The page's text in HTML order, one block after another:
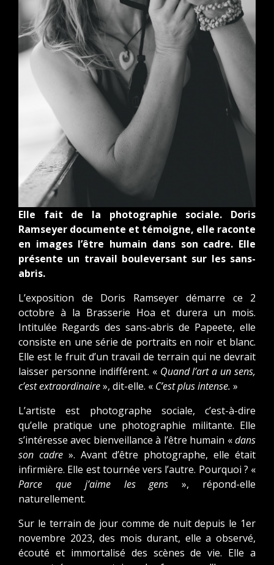
Elle fait de la photographie sociale. Doris
Ramseyer documente et témoigne, elle raconte
en images l’être humain dans son cadre. Elle
présente un travail bouleversant sur les sans-
abris.
L’exposition de Doris Ramseyer démarre ce 2
octobre à la Brasserie Hoa et durera un mois.
Intitulée Regards des sans-abris de Papeete, elle
consiste en une série de portraits en noir et blanc.
Elle est le fruit d’un travail de terrain qui ne devrait
laisser personne indifférent. « Quand l’art a un sens,
c’est extraordinaire», dit-elle. « C’est plus intense. »
L’artiste est photographe sociale, c’est-à-dire
qu’elle pratique une photographie militante. Elle
s’intéresse avec bienveillance à l’être humain «dans
son cadre». Avant d’être photographe, elle était
infirmière. Elle est tournée vers l’autre. Pourquoi ? «
Parce que j’aime les gens », répond-elle
naturellement.
Sur le terrain de jour comme de nuit depuis le 1er
novembre 2023, des mois durant, elle a observé,
écouté et immortalisé des scènes de vie. Elle a